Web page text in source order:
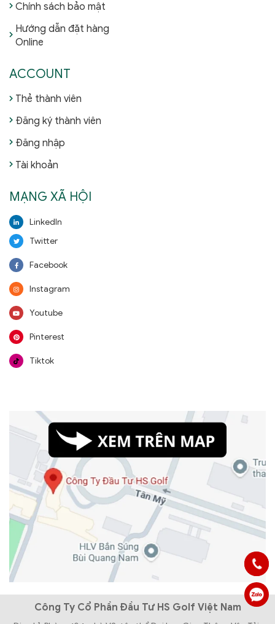
Chính sách bảo mật
Hướng dẫn đặt hàng
Online
ACCOUNT
Thẻ thành viên
Đăng ký thành viên
Đăng nhập
Tài khoản
MẠNG XÃ HỘI
LinkedIn
Twitter
Facebook
Instagram
Youtube
Pinterest
Tiktok
Công Ty Cổ Phần Đầu Tư HS Golf Việt Nam